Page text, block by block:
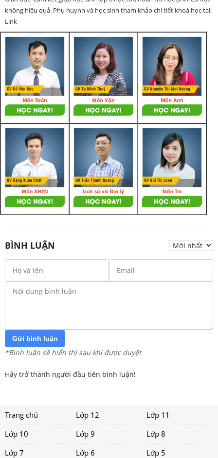
không hiệu quả. Phụ huynh và học sinh tham khảo chi tiết khoá học tại:
Link
BÌNH LUẬN
Gửi bình luận
*Bình luận sẽ hiển thị sau khi được duyệt
Hãy trở thành người đầu tiên bình luận!
Trang chủ Lớp 12
Lớp 11
Lớp 10
Lớp 9
Lớp 8
Lớp 7
Lớp 6 Lớp 5